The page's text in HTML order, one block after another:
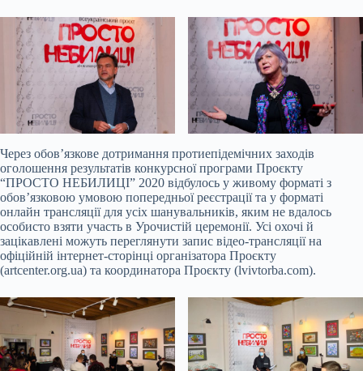
Через обов’язкове дотримання протиепідемічних заходів
оголошення результатів конкурсної програми Проєкту
“ПРОСТО НЕБИЛИЦІ” 2020 відбулось у живому форматі з
обов’язковою умовою попередньої реєстрації та у форматі
онлайн трансляції для усіх шанувальників, яким не вдалось
особисто взяти участь в Урочистій церемонії. Усі охочі й
зацікавлені можуть переглянути запис відео-трансляції на
офіційній інтернет-сторінці організатора Проєкту
(artcenter.org.ua) та координатора Проєкту (lvivtorba.com).